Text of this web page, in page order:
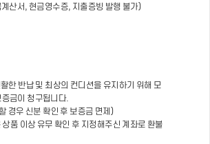
산서, 현금영수증, 지출증빙 발행 불가)
한 반납 및 최상의 컨디션을 유지하기 위해 모
금이 청구됩니다.
경우 신분 확인 후 보증금 면제)
품 이상 유무 확인 후 지정해주신 계좌로 환불